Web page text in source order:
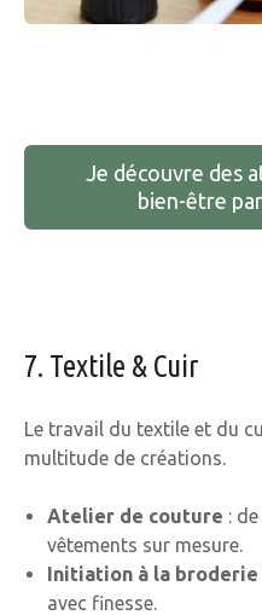
Je découvre des
bien-être
7. Textile & Cuir
Le travail du textile et du
multitude de créations.
Atelier de couture :
vêtements sur mesure.
Initiation à la broderie
avec finesse.